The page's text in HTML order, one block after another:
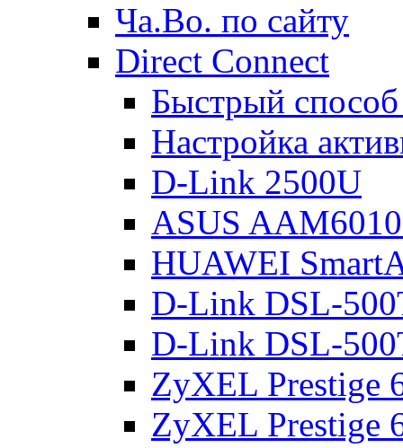
Ча.Во. по сайту
Direct Connect
Быстрый
Настройка
D-Link 2500U
ASUS
HUAWEI
D-Link DSL-
D-Link DSL-
ZyXEL Prestige
ZyXEL Prestige